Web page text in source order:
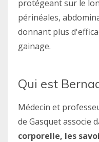
protégeant sur le
périnéales,
donnant plus
gainage.
Qui est
Médecin et
de Gasquet associe
corporelle, les